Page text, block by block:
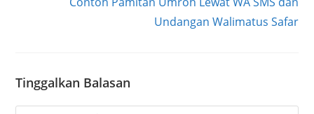
Undangan Walimatus Safar
Tinggalkan Balasan